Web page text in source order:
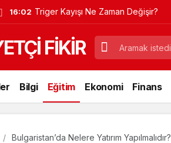
16:02 Triger Kayışı Ne Zaman Değişir?
FİKİR
Bilgi Eğitim Ekonomi Finans
Bulgaristan’da Nelere Yatırım Yapılmalıdır?